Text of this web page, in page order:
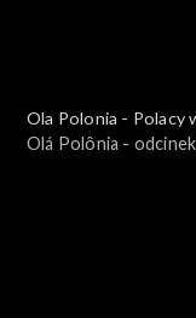
Ola Polonia - Polacy
Brazylii i Ameryce
Olá Polônia -